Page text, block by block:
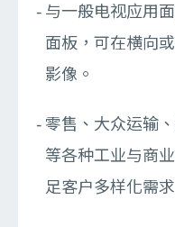
与一般电视应用
面板，可在横向
影像。
零售、大众运输
等各种工业与商
足客户多样化需求